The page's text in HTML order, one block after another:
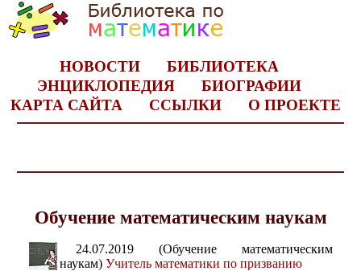
НОВОСТИ
БИБЛИОТЕКА
ЭНЦИКЛОПЕДИЯ
БИОГРАФИИ
КАРТА САЙТА
ССЫЛКИ О ПРОЕКТЕ
Обучение математическим наукам
24.07.2019 (Обучение математическим
наукам) Учитель математики по призванию